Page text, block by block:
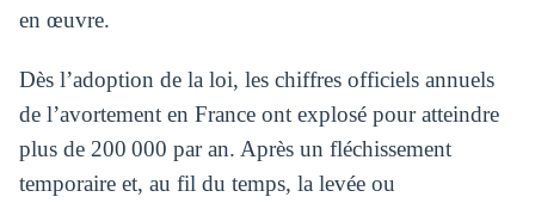
en œuvre.
Dès l’adoption de la loi, les chiffres officiels annuels
de l’avortement en France ont explosé pour atteindre
plus de 200 000 par an. Après un fléchissement
temporaire et, au fil du temps, la levée ou